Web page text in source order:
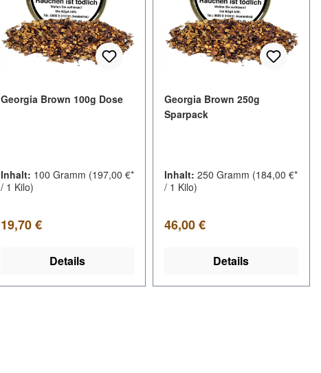
Georgia Brown 100g Dose
Inhalt: 100 Gramm (197,00 €*
/ 1 Kilo)
Regulärer Preis:
19,70 €
Details
Georgia Brown 250g
Sparpack
Inhalt:250 Gramm (184,00 €*
/ 1 Kilo)
Regulärer Preis:
46,00 €
Details